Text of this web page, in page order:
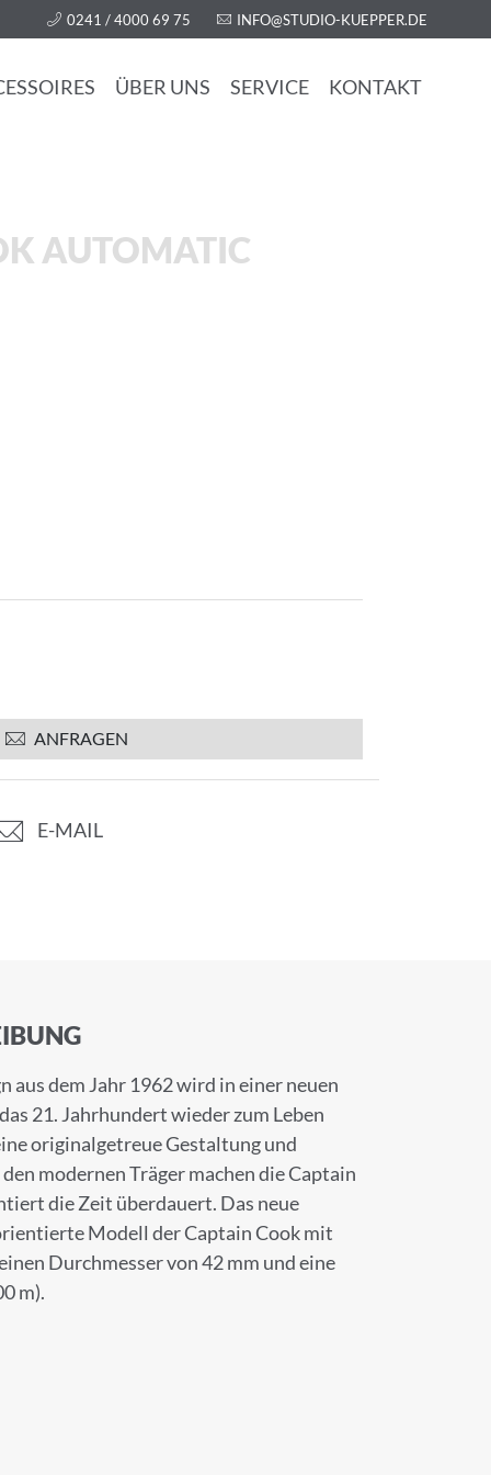
0241 / 4000 69 75 INFO@STUDIO-KUEPPER.DE
ÜBER UNS SERVICE KONTAKT
AUTOMATIC
ANFRAGEN
E-MAIL
aus dem Jahr 1962 wird in einer neuen
21. Jahrhundert wieder zum Leben
originalgetreue Gestaltung und
modernen Träger machen die Captain
die Zeit überdauert. Das neue
Modell der Captain Cook mit
Durchmesser von 42 mm und eine
m).